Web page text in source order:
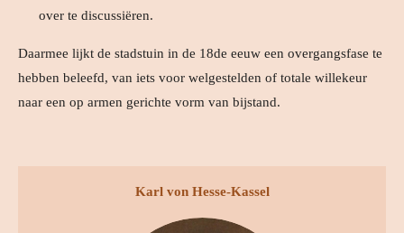
over te discussiëren.
Daarmee lijkt de stadstuin in de 18de eeuw een overgangsfase te
hebben beleefd, van iets voor welgestelden of totale willekeur
naar een op armen gerichte vorm van bijstand.
Karl von Hesse-Kassel